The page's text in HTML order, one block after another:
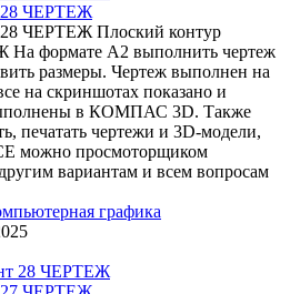
28 ЧЕРТЕЖ
28 ЧЕРТЕЖ Плоский контур
формате А2 выполнить чертеж
размеры. Чертеж выполнен на
на скриншотах показано и
в КОМПАС 3D. Также
печатать чертежи и 3D-модели,
можно просмоторщиком
вариантам и всем вопросам
графика